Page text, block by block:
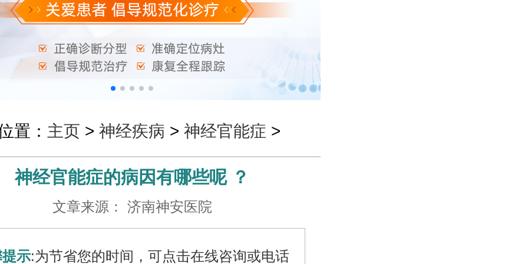
置： 主页 > 神经疾病 > 神经官能症 >
神经官能症的病因有哪些呢 ？
文章来源： 济南神安医院
示:为节省您的时间，可点击在线咨询或电话